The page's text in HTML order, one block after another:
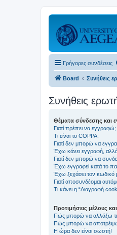
Γρήγορες συνδέσεις
Board Συνήθεις
Συνήθεις
Θέματα σύνδεσης και
Γιατί πρέπει να εγγραφώ;
Τι είναι το COPPA;
Γιατί δεν μπορώ να
Έχω κάνει εγγραφή,
Γιατί δεν μπορώ να
Έχω εγγραφεί κατά το
Έχω ξεχάσει τον κωδικό
Γιατί αποσυνδέομαι
Τι κάνει η “Διαγραφή
Προτιμήσεις μέλους
Πώς μπορώ να αλλάξω
Πώς μπορώ να αποτρέψω
Η ώρα δεν είναι σωστή!